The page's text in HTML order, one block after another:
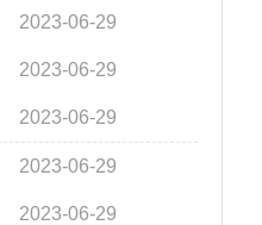
2023-06-29
2023-06-29
2023-06-29
2023-06-29
2023-06-29